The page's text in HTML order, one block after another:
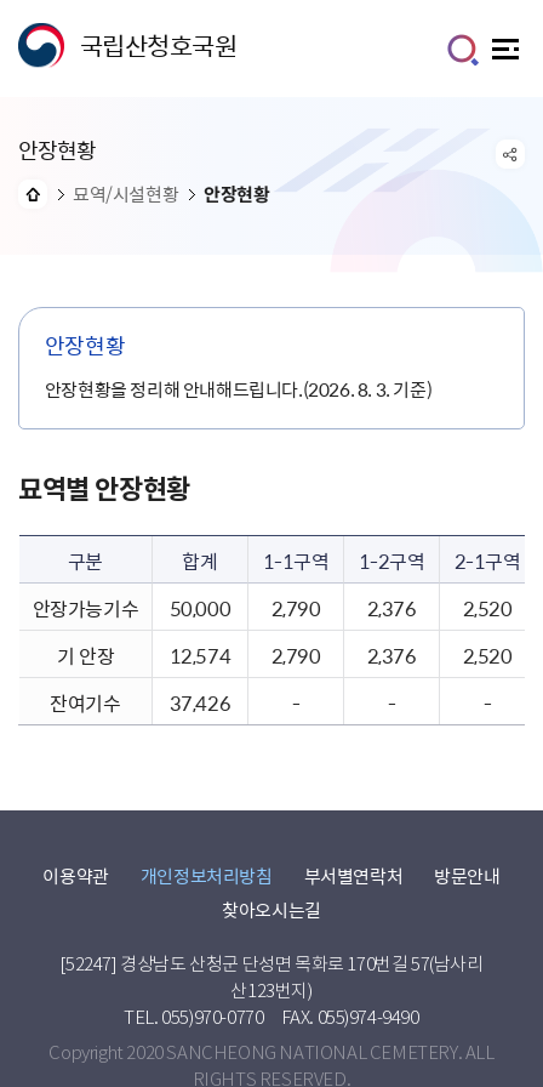
국립산청호국원
안장현황
묘역/시설현황 안장현황
안장현황
안장현황을 정리해 안내해드립니다.(2026. 8. 3. 기준)
묘역별 안장현황
구분 합계 1-1구역 1-2구역
2-1구역
안장가능기수
50,000 2,790 2,376
2,520
기 안장
12,574 2,790 2,376
2,520
잔여기수
37,426 - - -
이용약관 개인정보처리방침 부서별연락처
방문안내
찾아오시는길
[52247] 경상남도 산청군 단성면 목화로 170번길 57(남사리
산123번지)
TEL. 055)970-0770
FAX. 055)974-9490
Copyright 2020 SANCHEONG NATIONAL CEMETERY. ALL
RIGHTS RESERVED.